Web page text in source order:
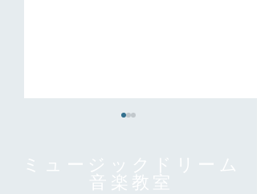
ミュージックドリーム
音楽教室